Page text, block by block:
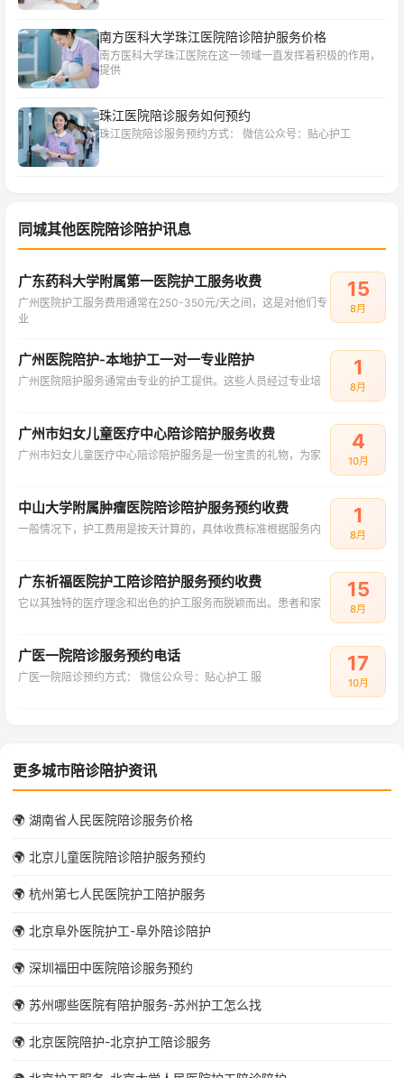
南方医科大学珠江医院陪诊陪护服务价格
南方医科大学珠江医院在这一领域一直发挥着积极的作用，
提供
珠江医院陪诊服务如何预约
珠江医院陪诊服务‌预约方式：‌ 微信公众号：贴心护工
同城其他医院陪诊陪护讯息
广东药科大学附属第一医院护工服务收费
广州医院护工服务费用通常在250-350元/天之间，这是对他们专
业
15
8月
广州医院陪护-本地护工一对一专业陪护
广州医院陪护服务通常由专业的护工提供。这些人员经过专业培
1
8月
广州市妇女儿童医疗中心陪诊陪护服务收费
广州市妇女儿童医疗中心陪诊陪护服务是一份宝贵的礼物，为家
4
10月
中山大学附属肿瘤医院陪诊陪护服务预约收费
一般情况下，护工费用是按天计算的，具体收费标准根据服务内
1
8月
广东祈福医院护工陪诊陪护服务预约收费
它以其独特的医疗理念和出色的护工服务而脱颖而出。患者和家
15
8月
广医一院陪诊服务预约电话
‌广医一院陪诊预约方式：‌ ‌微信公众号：贴心护工‌ 服
17
10月
更多城市陪诊陪护资讯
🌍 湖南省人民医院陪诊服务价格
🌍 北京儿童医院陪诊陪护服务预约
🌍 杭州第七人民医院护工陪护服务
🌍 北京阜外医院护工-阜外陪诊陪护
🌍 深圳福田中医院陪诊服务预约
🌍 苏州哪些医院有陪护服务-苏州护工怎么找
🌍 北京医院陪护-北京护工陪诊服务